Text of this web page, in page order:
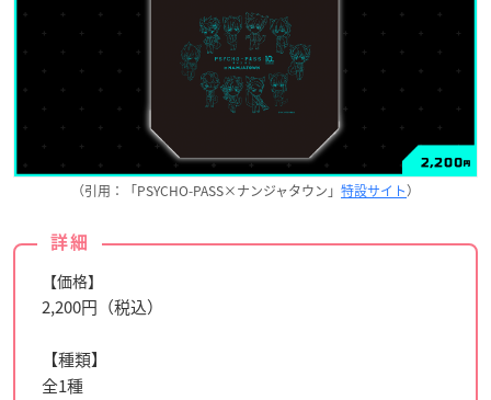
（引用：「PSYCHO-PASS×ナンジャタウン」 特設サイト）
詳細
【価格】
2,200円（税込）
【種類】
全1種